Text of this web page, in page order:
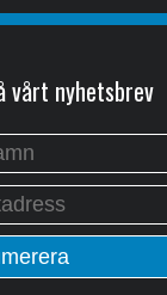
vårt nyhetsbrev